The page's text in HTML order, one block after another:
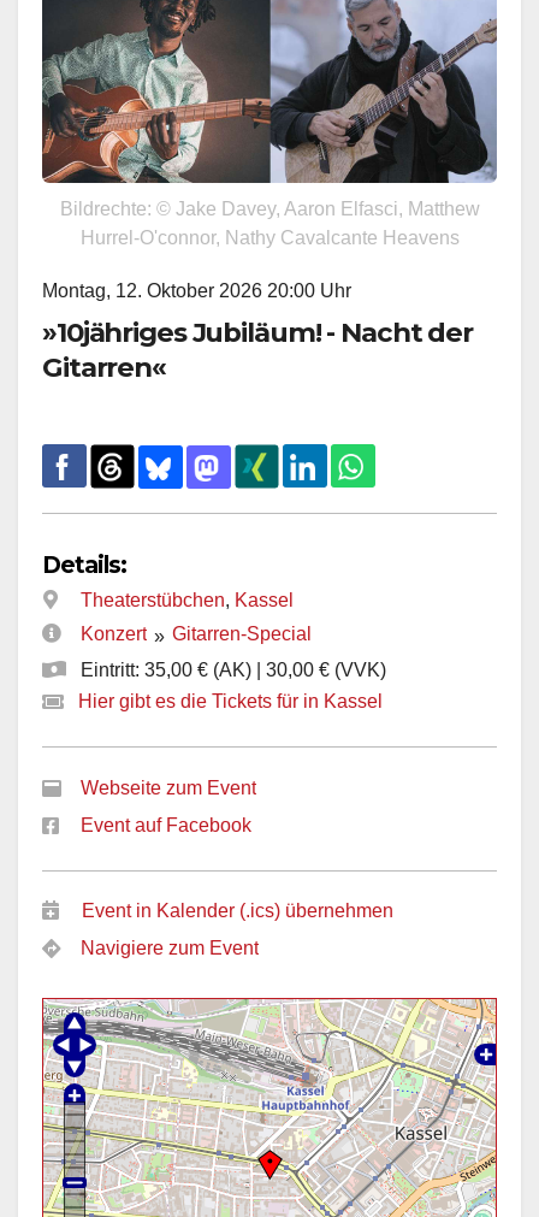
Bildrechte: © Jake Davey, Aaron Elfasci, Matthew
Hurrel-O'connor, Nathy Cavalcante Heavens
Montag, 12. Oktober 2026 20:00 Uhr
»10jähriges Jubiläum! - Nacht der
Gitarren«
Details:
Theaterstübchen, Kassel
Konzert » Gitarren-Special
Eintritt: 35,00 € (AK) | 30,00 € (VVK)
Hier gibt es die Tickets für in Kassel
Webseite zum Event
Event auf Facebook
Event in Kalender (.ics) übernehmen
Navigiere zum Event